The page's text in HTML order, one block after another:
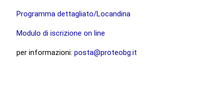
Programma dettagliato/Locandina
Modulo di iscrizione on line
per informazioni:posta@proteobg.it